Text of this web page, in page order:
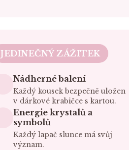
JEDINEČNÝ ZÁŽITEK
Nádherné balení
Každý kousek bezpečně uložen
v dárkové krabičce s kartou.
Energie krystalů a
symbolů
Každý lapač slunce má svůj
význam.